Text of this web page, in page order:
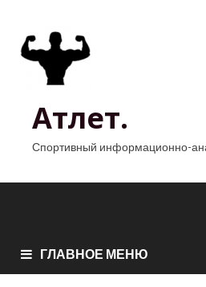
Атлет.
Спортивный информационно-
ГЛАВНОЕ МЕНЮ